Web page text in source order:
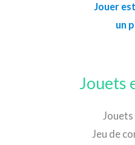
Jouer
un
Jouets
Jouets
Jeu de